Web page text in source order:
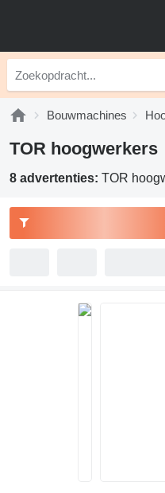
Bouwmachines
TOR hoogwerkers
8 advertenties: TOR